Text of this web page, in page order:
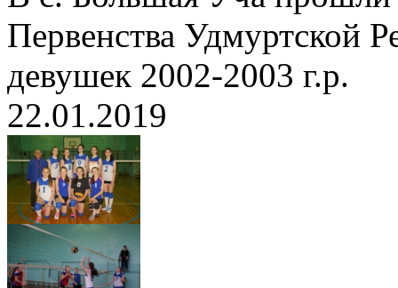
Первенства Удмуртской
девушек 2002-2003 г.р.
22.01.2019